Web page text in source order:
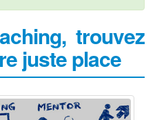
trouvez
juste place